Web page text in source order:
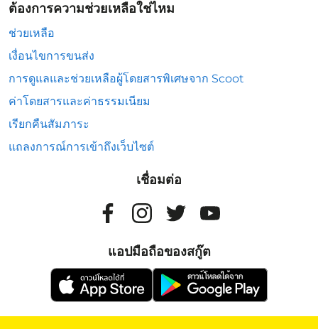
ต้องการความช่วยเหลือใช่ไหม
ช่วยเหลือ
เงื่อนไขการขนส่ง
การดูแลและช่วยเหลือผู้โดยสารพิเศษจาก Scoot
ค่าโดยสารและค่าธรรมเนียม
เรียกคืนสัมภาระ
แถลงการณ์การเข้าถึงเว็บไซต์
เชื่อมต่อ
แอปมือถือของสกู๊ต